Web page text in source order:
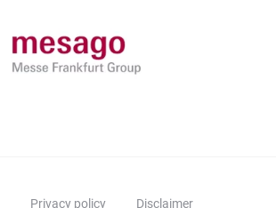
Privacy policy Disclaimer